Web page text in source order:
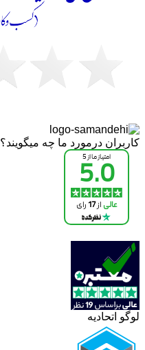
کاربران درمورد ما چه میگویند؟
لوگو اتحادیه